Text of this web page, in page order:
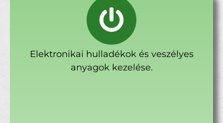
Elektronikai hulladékok és veszélyes
anyagok kezelése.